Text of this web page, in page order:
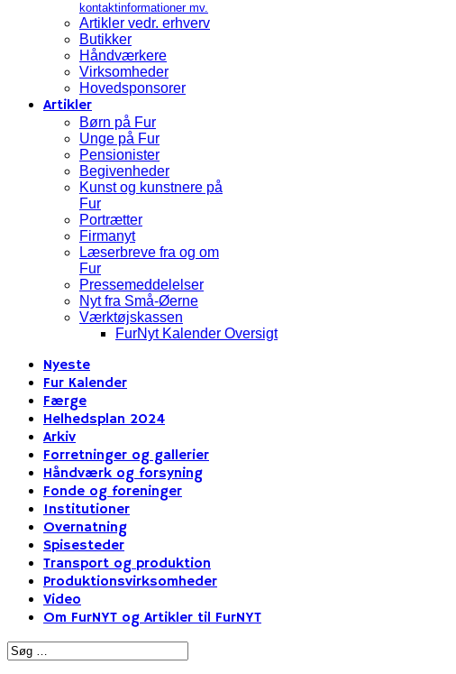
kontaktinformationer mv.
Artikler vedr. erhverv
Butikker
Håndværkere
Virksomheder
Hovedsponsorer
Artikler
Børn på Fur
Unge på Fur
Pensionister
Begivenheder
Kunst og kunstnere på
Fur
Portrætter
Firmanyt
Læserbreve fra og om
Fur
Pressemeddelelser
Nyt fra Små-Øerne
Værktøjskassen
FurNyt Kalender Oversigt
Nyeste
Fur Kalender
Færge
Helhedsplan 2024
Arkiv
Forretninger og gallerier
Håndværk og forsyning
Fonde og foreninger
Institutioner
Overnatning
Spisesteder
Transport og produktion
Produktionsvirksomheder
Video
Om FurNYT og Artikler til FurNYT